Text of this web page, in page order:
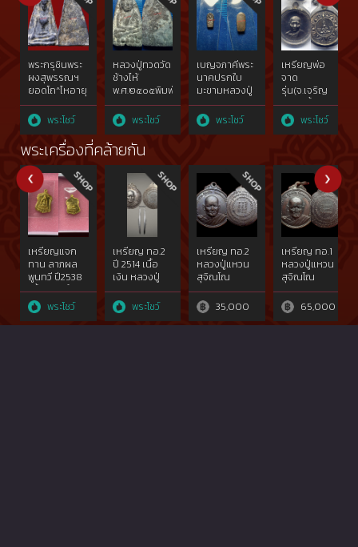
พระกรุชินพระ
ผงสุพรรณฯ
ยอดโถ^ไหอายุ
กว่า๘๐๐ปี{rare
show}พระโชว์
หลวงปู่ทวดวัด
ช้างไห้
พ.ศ.๒๕๐๕พิมพ์
เตารีดโลหะ
ผสมแร่
ทองคำgold{rare
show}ไม่ผ่าน
การใช้
พระโชว์
เบญจภาคีพระ
นาคปรกใบ
มะขามหลวงปู่
ศุข วัดปาก
คลองมะขาม
เฒ่าฯเนื้อ
show}ไม่ผ่าน
การใช้
พระโชว์
เหรียญพ่อ
จาด
รุ่น(จ.เจริญ
ลาภ)เนื้อเงิน
สวยแชมป์ วัด
บางกระเบา
พระโชว์
พระเครื่องที่คล้ายกัน
เหรียญแจก
ทาน ลาภผล
พูนทวี ปี2538
เนื้อทองคำ
หลวงพ่อเกษม
เขมโก
พระโชว์
เหรียญ ทอ.2
ปี 2514 เนื้อ
เงิน หลวงปู่
แหวน สุจิณโณ
พระโชว์
เหรียญ ทอ.2
หลวงปู่แหวน
สุจิณโณ
35,000
เหรียญ ทอ.1
หลวงปู่แหวน
สุจิณโณ
65,000